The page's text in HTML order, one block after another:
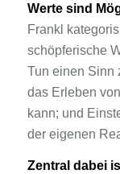
Werte sind
Frankl
schöpferische
Tun einen Sinn
das Erleben
kann; und
der eigenen
Zentral dabei